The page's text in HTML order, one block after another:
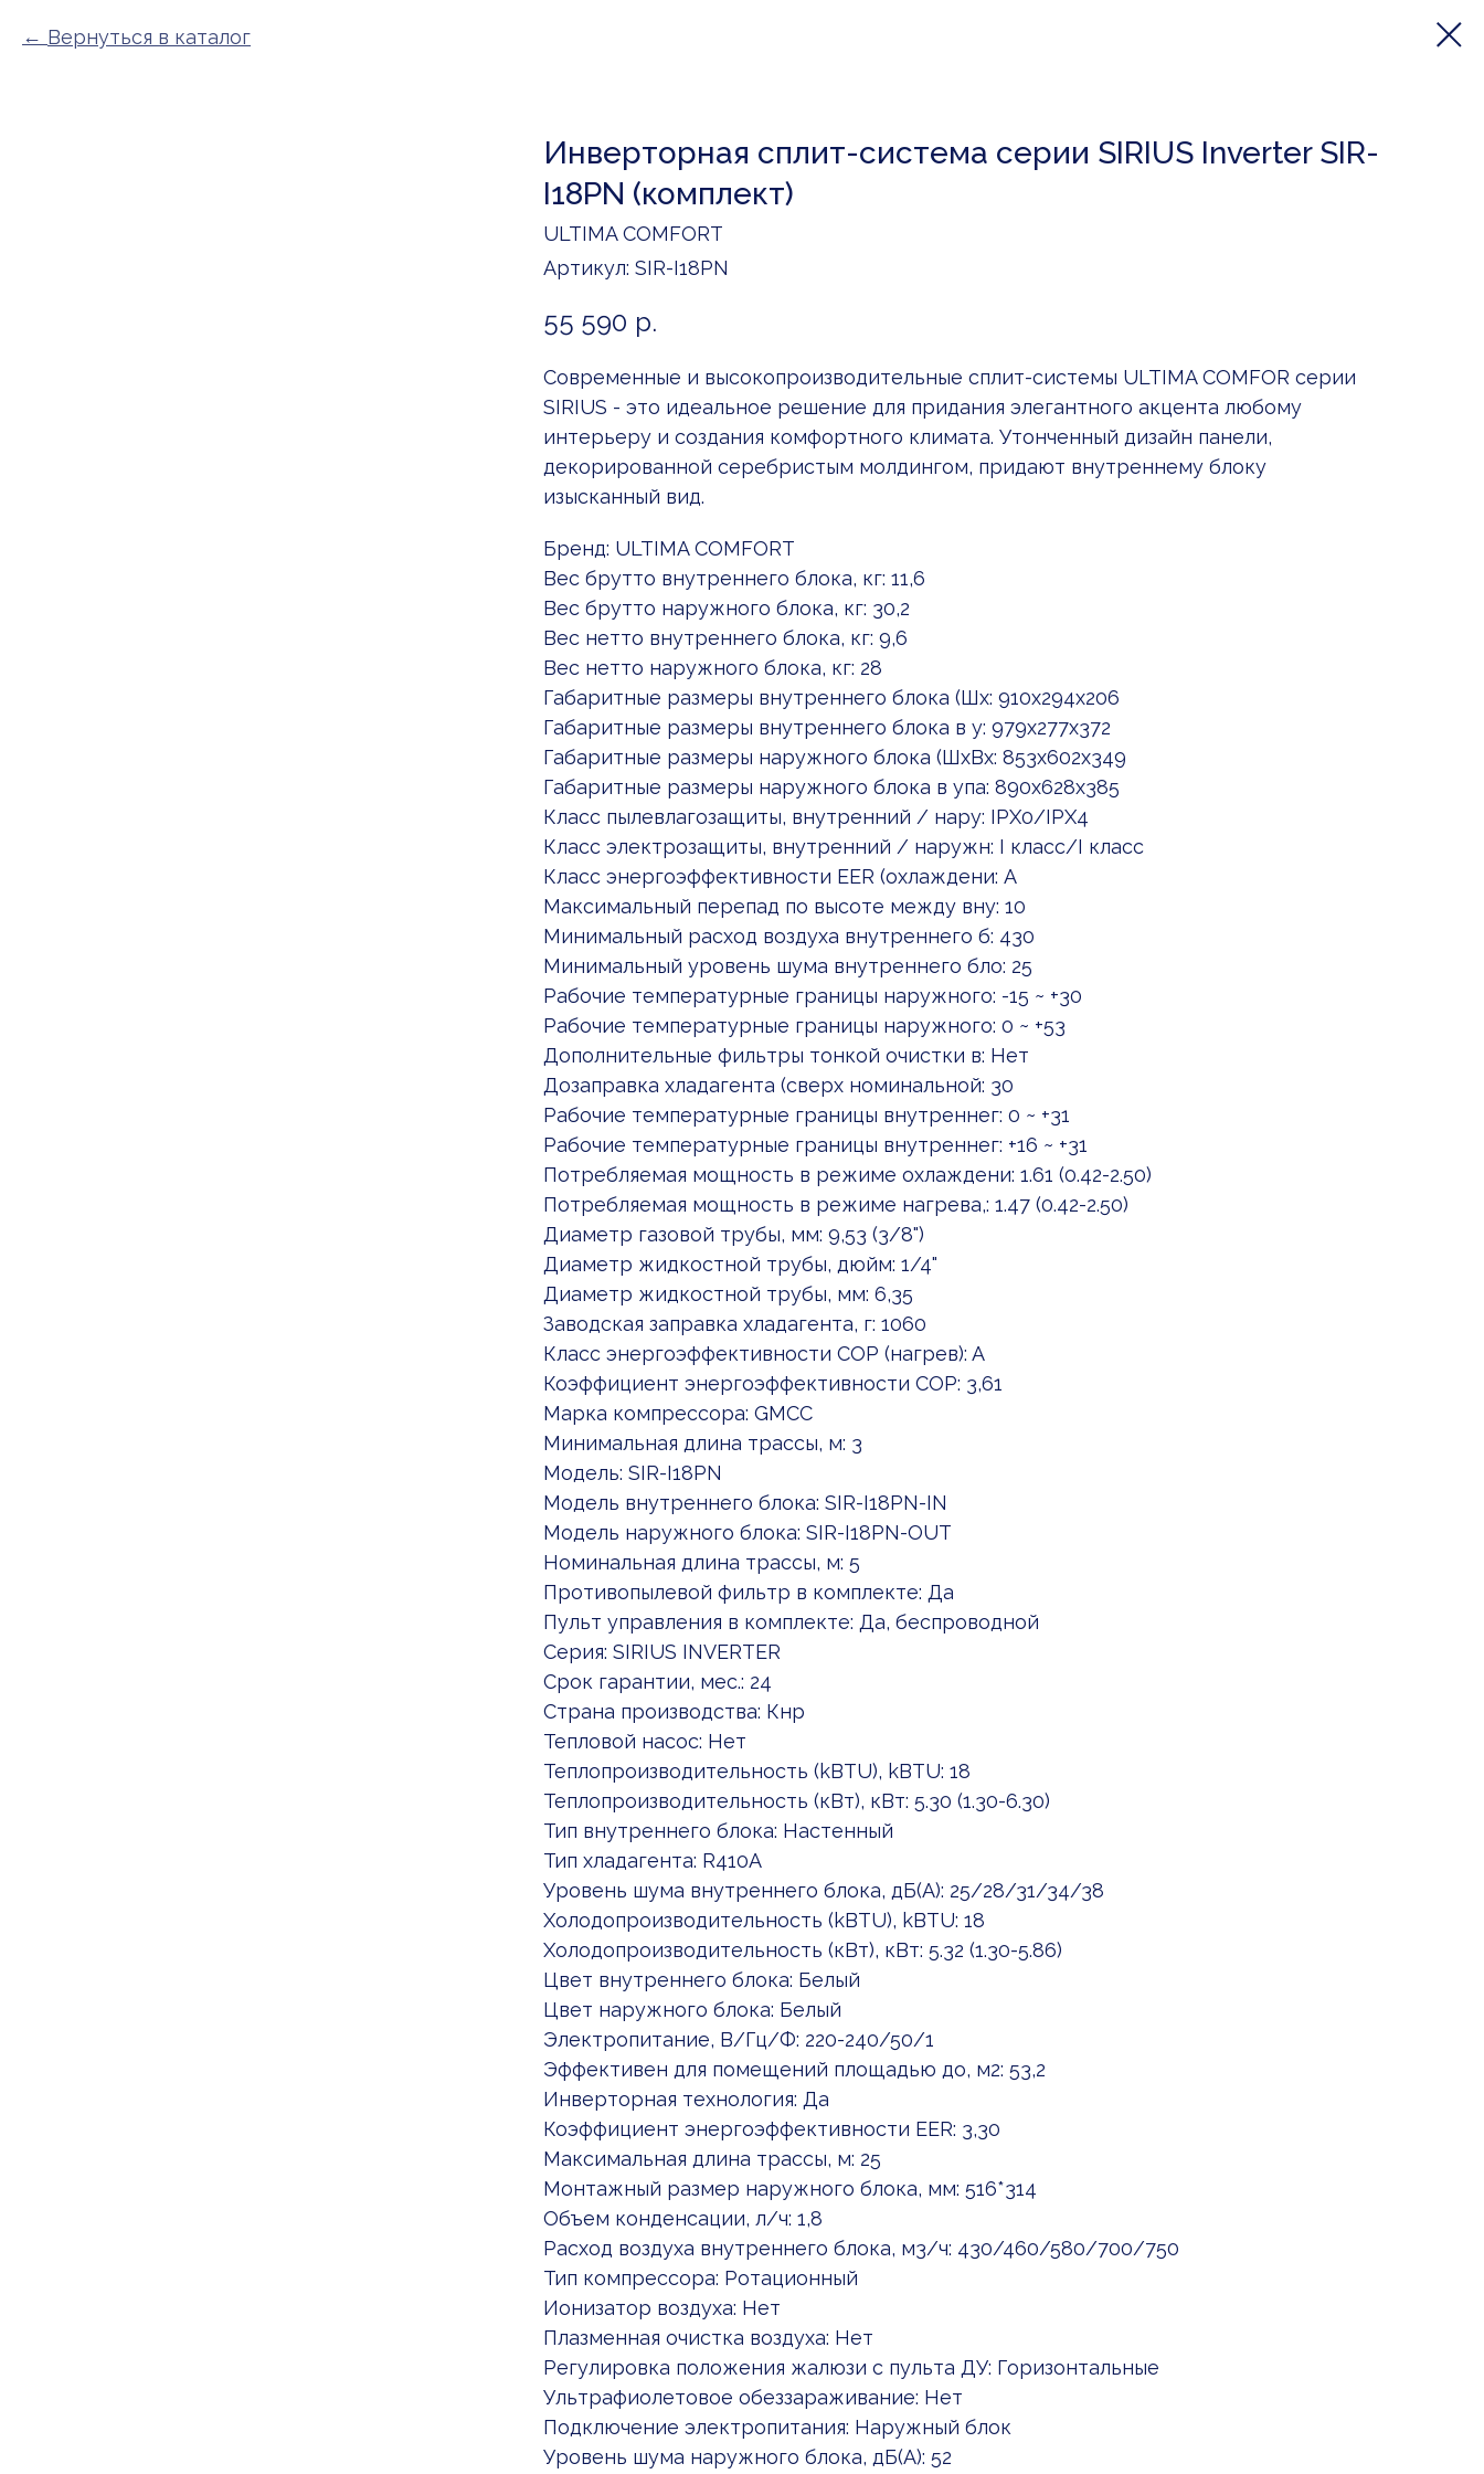
Вернуться в каталог
Инверторная сплит-система серии SIRIUS Inverter SIR-
I18PN (комплект)
ULTIMA COMFORT
Артикул: SIR-I18PN
55 590 р.
Современные и высокопроизводительные сплит-системы ULTIMA COMFOR серии
SIRIUS - это идеальное решение для придания элегантного акцента любому
интерьеру и создания комфортного климата. Утонченный дизайн панели,
декорированной серебристым молдингом, придают внутреннему блоку
изысканный вид.
Бренд: ULTIMA COMFORT
Вес брутто внутреннего блока, кг: 11,6
Вес брутто наружного блока, кг: 30,2
Вес нетто внутреннего блока, кг: 9,6
Вес нетто наружного блока, кг: 28
Габаритные размеры внутреннего блока (Шx: 910x294x206
Габаритные размеры внутреннего блока в у: 979x277x372
Габаритные размеры наружного блока (ШxВx: 853x602x349
Габаритные размеры наружного блока в упа: 890x628x385
Класс пылевлагозащиты, внутренний / нару: IPX0/IPX4
Класс электрозащиты, внутренний / наружн: I класс/I класс
Класс энергоэффективности EER (охлаждени: A
Максимальный перепад по высоте между вну: 10
Минимальный расход воздуха внутреннего б: 430
Минимальный уровень шума внутреннего бло: 25
Рабочие температурные границы наружного: -15 ~ +30
Рабочие температурные границы наружного: 0 ~ +53
Дополнительные фильтры тонкой очистки в: Нет
Дозаправка хладагента (сверх номинальной: 30
Рабочие температурные границы внутреннег: 0 ~ +31
Рабочие температурные границы внутреннег: +16 ~ +31
Потребляемая мощность в режиме охлаждени: 1.61 (0.42-2.50)
Потребляемая мощность в режиме нагрева,: 1.47 (0.42-2.50)
Диаметр газовой трубы, мм: 9,53 (3/8")
Диаметр жидкостной трубы, дюйм: 1/4"
Диаметр жидкостной трубы, мм: 6,35
Заводская заправка хладагента, г: 1060
Класс энергоэффективности COP (нагрев): A
Коэффициент энергоэффективности COP: 3,61
Марка компрессора: GMCC
Минимальная длина трассы, м: 3
Модель: SIR-I18PN
Модель внутреннего блока: SIR-I18PN-IN
Модель наружного блока: SIR-I18PN-OUT
Номинальная длина трассы, м: 5
Противопылевой фильтр в комплекте: Да
Пульт управления в комплекте: Да, беспроводной
Серия: SIRIUS INVERTER
Срок гарантии, мес.: 24
Страна производства: Кнр
Тепловой насос: Нет
Теплопроизводительность (kBTU), kBTU: 18
Теплопроизводительность (кВт), кВт: 5.30 (1.30-6.30)
Тип внутреннего блока: Настенный
Тип хладагента: R410A
Уровень шума внутреннего блока, дБ(А): 25/28/31/34/38
Холодопроизводительность (kBTU), kBTU: 18
Холодопроизводительность (кВт), кВт: 5.32 (1.30-5.86)
Цвет внутреннего блока: Белый
Цвет наружного блока: Белый
Электропитание, В/Гц/Ф: 220-240/50/1
Эффективен для помещений площадью до, м2: 53,2
Инверторная технология: Да
Коэффициент энергоэффективности EER: 3,30
Максимальная длина трассы, м: 25
Монтажный размер наружного блока, мм: 516*314
Объем конденсации, л/ч: 1,8
Расход воздуха внутреннего блока, м3/ч: 430/460/580/700/750
Тип компрессора: Ротационный
Ионизатор воздуха: Нет
Плазменная очистка воздуха: Нет
Регулировка положения жалюзи с пульта ДУ: Горизонтальные
Ультрафиолетовое обеззараживание: Нет
Подключение электропитания: Наружный блок
Уровень шума наружного блока, дБ(А): 52